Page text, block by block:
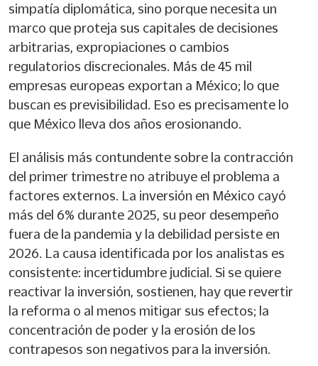
simpatía diplomática, sino porque necesita un
marco que proteja sus capitales de decisiones
arbitrarias, expropiaciones o cambios
regulatorios discrecionales. Más de 45 mil
empresas europeas exportan a México; lo que
buscan es previsibilidad. Eso es precisamente lo
que México lleva dos años erosionando.
El análisis más contundente sobre la contracción
del primer trimestre no atribuye el problema a
factores externos. La inversión en México cayó
más del 6% durante 2025, su peor desempeño
fuera de la pandemia y la debilidad persiste en
2026. La causa identificada por los analistas es
consistente: incertidumbre judicial. Si se quiere
reactivar la inversión, sostienen, hay que revertir
la reforma o al menos mitigar sus efectos; la
concentración de poder y la erosión de los
contrapesos son negativos para la inversión.